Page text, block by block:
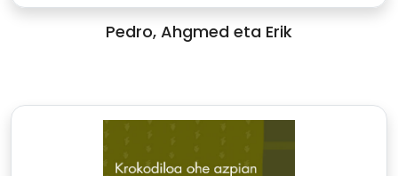
Pedro, Ahgmed eta Erik